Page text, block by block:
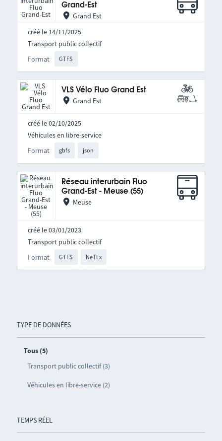
TYPE DE DONNÉES
Tous (5)
Transport public collectif (3)
Véhicules en libre-service (2)
TEMPS RÉEL
Grand-Est
Grand Est
créé le 14/11/2025
Format GTFS
Transport public collectif
VLS Vélo Fluo Grand Est
Grand Est
créé le 02/10/2025
Format gbfs json
Véhicules en libre-service
Réseau interurbain Fluo
Grand-Est - Meuse (55)
Meuse
créé le 03/01/2023
Format GTFS NeTEx
Transport public collectif